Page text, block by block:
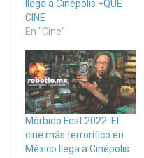
llega a Cinépolis +QUE
CINE
En "Cine"
Mórbido Fest 2022: El
cine más terrorífico en
México llega a Cinépolis